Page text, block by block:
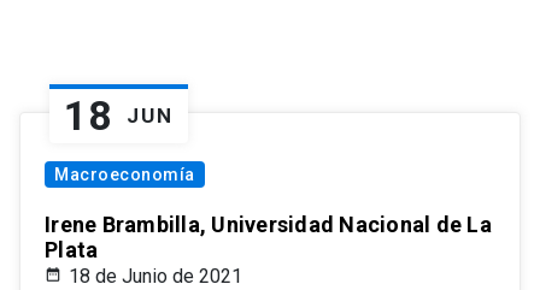
18 JUN
Macroeconomía
Irene Brambilla, Universidad Nacional de La
Plata
18 de Junio de 2021